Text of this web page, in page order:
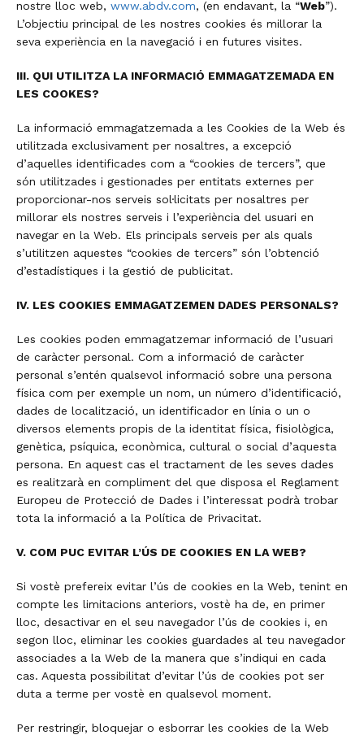
nostre lloc web, www.abdv.com, (en endavant, la “Web”).
L’objectiu principal de les nostres cookies és millorar la
seva experiència en la navegació i en futures visites.
III. QUI UTILITZA LA INFORMACIÓ EMMAGATZEMADA EN
LES COOKES?
La informació emmagatzemada a les Cookies de la Web és
utilitzada exclusivament per nosaltres, a excepció
d’aquelles identificades com a “cookies de tercers”, que
són utilitzades i gestionades per entitats externes per
proporcionar-nos serveis sol·licitats per nosaltres per
millorar els nostres serveis i l’experiència del usuari en
navegar en la Web. Els principals serveis per als quals
s’utilitzen aquestes “cookies de tercers” són l’obtenció
d’estadístiques i la gestió de publicitat.
IV. LES COOKIES EMMAGATZEMEN DADES PERSONALS?
Les cookies poden emmagatzemar informació de l’usuari
de caràcter personal. Com a informació de caràcter
personal s’entén qualsevol informació sobre una persona
física com per exemple un nom, un número d’identificació,
dades de localització, un identificador en línia o un o
diversos elements propis de la identitat física, fisiològica,
genètica, psíquica, econòmica, cultural o social d’aquesta
persona. En aquest cas el tractament de les seves dades
es realitzarà en compliment del que disposa el Reglament
Europeu de Protecció de Dades i l’interessat podrà trobar
tota la informació a la Política de Privacitat.
V. COM PUC EVITAR L’ÚS DE COOKIES EN LA WEB?
Si vostè prefereix evitar l’ús de cookies en la Web, tenint en
compte les limitacions anteriors, vostè ha de, en primer
lloc, desactivar en el seu navegador l’ús de cookies i, en
segon lloc, eliminar les cookies guardades al teu navegador
associades a la Web de la manera que s’indiqui en cada
cas. Aquesta possibilitat d’evitar l’ús de cookies pot ser
duta a terme per vostè en qualsevol moment.
Per restringir, bloquejar o esborrar les cookies de la Web